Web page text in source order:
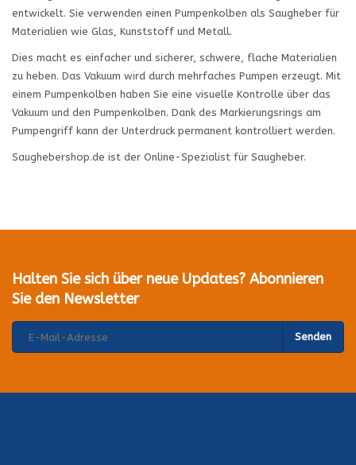
entwickelt. Sie verwenden einen Pumpenkolben als Saugheber für
Materialien wie Glas, Kunststoff und Metall.
Dies macht es einfacher und sicherer, schwere, flache Materialien
zu heben. Das Vakuum wird durch mehrfaches Pumpen erzeugt. Mit
einem Pumpenkolben haben Sie eine visuelle Kontrolle über das
Vakuum und den Pumpenkolben. Dank des Markierungsrings am
Pumpengriff kann der Unterdruck permanent kontrolliert werden.
Saughebershop.de ist der Online-Spezialist für Saugheber.
Halten Sie sich über neue Updates? Abonnieren
Sie den Newsletter
Senden